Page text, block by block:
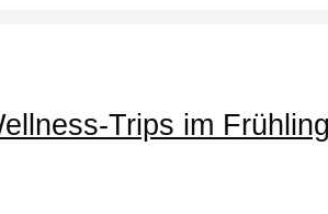
Trips im Frühling